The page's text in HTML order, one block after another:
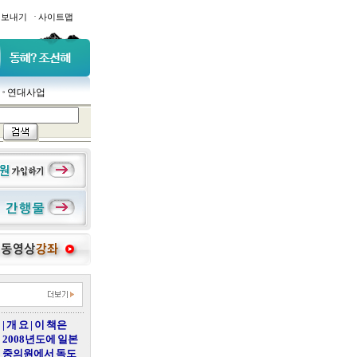
내기 · 사이트맵
연대사업
| 개 요 | 이 책은
2008년도에 일본
중의원에서 독도